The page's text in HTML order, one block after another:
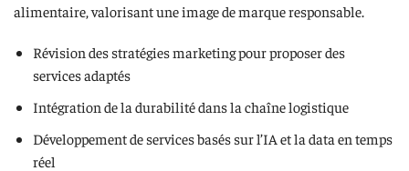
alimentaire, valorisant une image de marque responsable.
Révision des stratégies marketing pour proposer des
services adaptés
Intégration de la durabilité dans la chaîne logistique
Développement de services basés sur l’IA et la data en temps
réel